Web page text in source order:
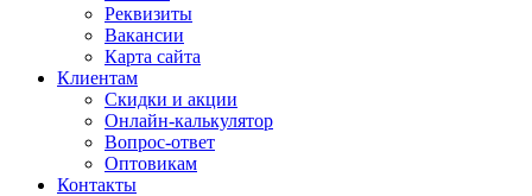
Реквизиты
Вакансии
Карта сайта
Клиентам
Скидки и акции
Онлайн-калькулятор
Вопрос-ответ
Оптовикам
Контакты